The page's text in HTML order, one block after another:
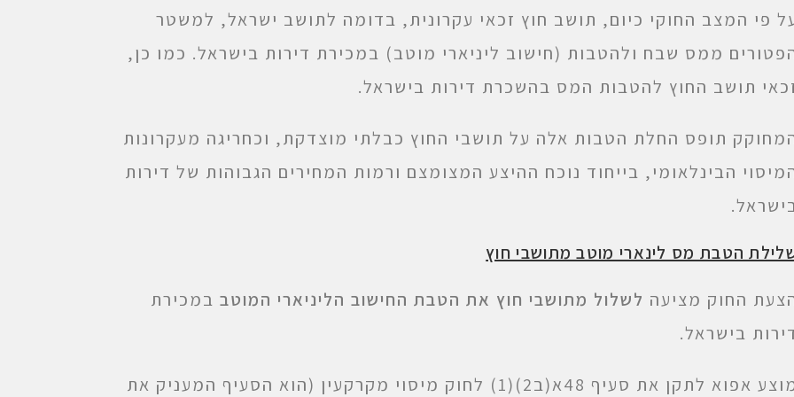
פי המצב החוקי כיום, תושב חוץ זכאי עקרונית, בדומה לתושב ישראל, למשטר
ממס שבח ולהטבות (חישוב ליניארי מוטב) במכירת דירות בישראל. כמו כן,
תושב החוץ להטבות המס בהשכרת דירות בישראל.
תופס החלת הטבות אלה על תושבי החוץ כבלתי מוצדקת, וכחריגה מעקרונות
הבינלאומי, בייחוד נוכח ההיצע המצומצם ורמות המחירים הגבוהות של דירות
הטבת מס לינארי מוטב מתושבי חוץ
החוק מציעה לשלול מתושבי חוץ את הטבת החישוב הליניארי המוטב במכירת
בישראל.
מוצע אפוא לתקן את סעיף 48א(ב2)(1) לחוק מיסוי מקרקעין (הוא הסעיף המעניק את